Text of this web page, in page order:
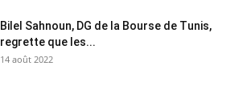
Bilel Sahnoun, DG de la Bourse de Tunis,
regrette que les...
14 août 2022